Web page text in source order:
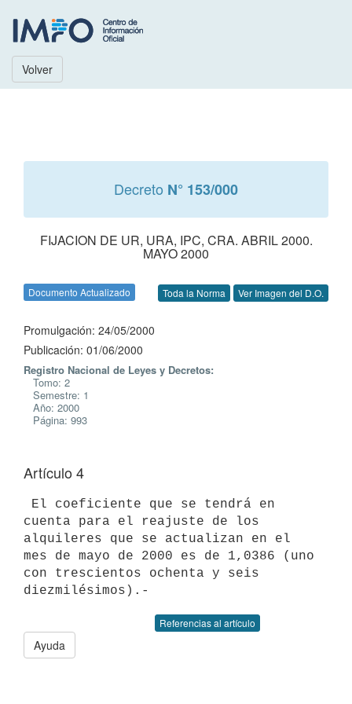
Volver
Decreto N° 153/000
FIJACION DE UR, URA, IPC, CRA. ABRIL 2000.
MAYO 2000
Documento Actualizado Toda la Norma Ver Imagen del D.O.
Promulgación: 24/05/2000
Publicación: 01/06/2000
Registro Nacional de Leyes y Decretos:
Tomo: 2
Semestre: 1
Año: 2000
Página: 993
Artículo 4
cuenta para el reajuste de los
alquileres que se actualizan en el
mes de mayo de 2000 es de 1,0386 (uno
con trescientos ochenta y seis
Referencias al artículo
Ayuda